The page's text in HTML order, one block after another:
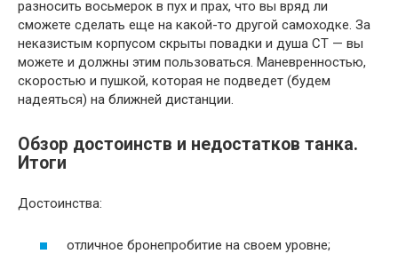
разносить восьмерок в пух и прах, что вы вряд ли
сможете сделать еще на какой-то другой самоходке. За
неказистым корпусом скрыты повадки и душа СТ — вы
можете и должны этим пользоваться. Маневренностью,
скоростью и пушкой, которая не подведет (будем
надеяться) на ближней дистанции.
Обзор достоинств и недостатков танка.
Итоги
Достоинства:
отличное бронепробитие на своем уровне;